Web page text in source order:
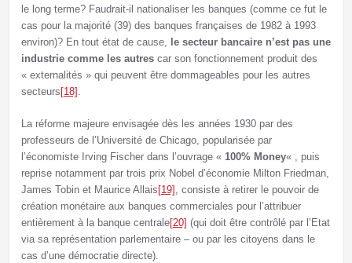
le long terme? Faudrait-il nationaliser les banques (comme ce fut le
cas pour la majorité (39) des banques françaises de 1982 à 1993
environ)? En tout état de cause, le secteur bancaire n’est pas une
industrie comme les autrescar son fonctionnement produit des
« externalités » qui peuvent être dommageables pour les autres
secteurs [18] .
La réforme majeure envisagée dès les années 1930 par des
professeurs de l’Université de Chicago, popularisée par
l’économiste Irving Fischer dans l’ouvrage « 100% Money« , puis
reprise notamment par trois prix Nobel d’économie Milton Friedman,
James Tobin et Maurice Allais [19] , consiste à retirer le pouvoir de
création monétaire aux banques commerciales pour l’attribuer
entièrement à la banque centrale[20] (qui doit être contrôlé par l’Etat
via sa représentation parlementaire – ou par les citoyens dans le
cas d’une démocratie directe).